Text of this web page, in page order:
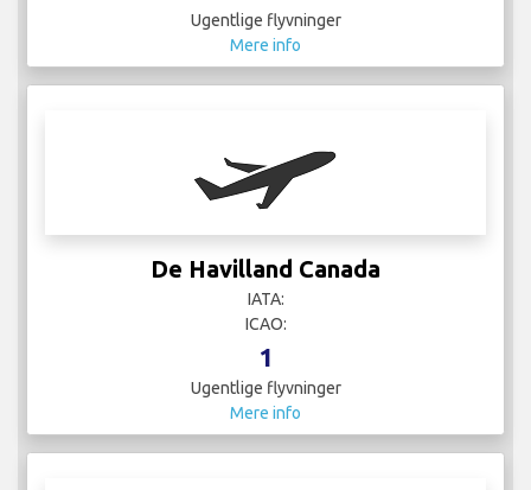
Ugentlige flyvninger
Mere info
De Havilland Canada
IATA:
ICAO:
1
Ugentlige flyvninger
Mere info